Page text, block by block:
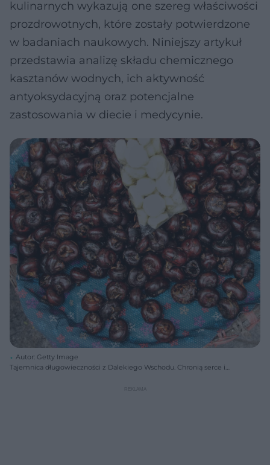
kulinarnych wykazują one szereg właściwości
prozdrowotnych, które zostały potwierdzone
w badaniach naukowych. Niniejszy artykuł
przedstawia analizę składu chemicznego
kasztanów wodnych, ich aktywność
antyoksydacyjną oraz potencjalne
zastosowania w diecie i medycynie.
Autor: Getty Image
Tajemnica długowieczności z Dalekiego Wschodu. Chronią serce i